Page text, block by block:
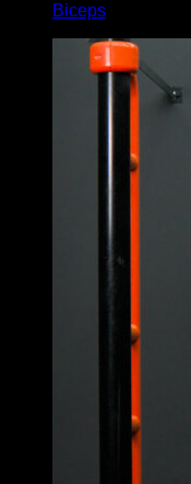
Biceps